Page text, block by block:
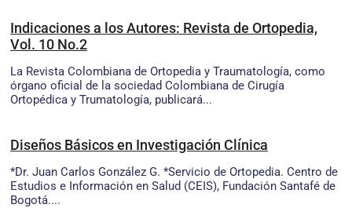
Indicaciones a los Autores: Revista de Ortopedia,
Vol. 10 No.2
La Revista Colombiana de Ortopedia y Traumatología, como
órgano oficial de la sociedad Colombiana de Cirugía
Ortopédica y Trumatología, publicará...
Diseños Básicos en Investigación Clínica
*Dr. Juan Carlos González G. *Servicio de Ortopedia. Centro de
Estudios e Información en Salud (CEIS), Fundación Santafé de
Bogotá....